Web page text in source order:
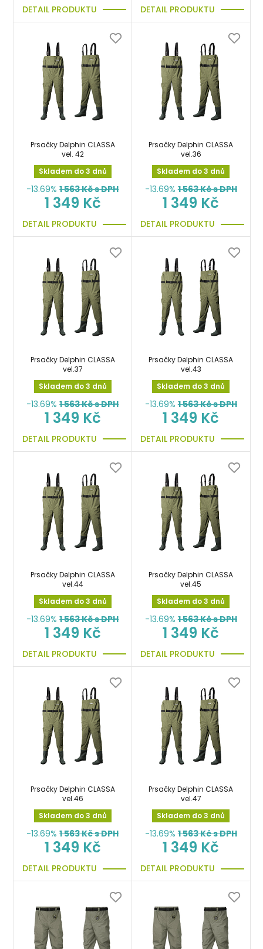
DETAIL PRODUKTU DETAIL PRODUKTU
Prsačky Delphin CLASSA
vel. 42
Skladem do 3 dnů
-13.69% 1 563Kč s DPH
1 349 Kč
DETAIL PRODUKTU
Prsačky Delphin CLASSA
vel.36
Skladem do 3 dnů
-13.69% 1 563Kč s DPH
1 349 Kč
DETAIL PRODUKTU
Prsačky Delphin CLASSA
vel.37
Skladem do 3 dnů
-13.69% 1 563Kč s DPH
1 349 Kč
DETAIL PRODUKTU
Prsačky Delphin CLASSA
vel.43
Skladem do 3 dnů
-13.69% 1 563Kč s DPH
1 349 Kč
DETAIL PRODUKTU
Prsačky Delphin CLASSA
vel.44
Skladem do 3 dnů
-13.69% 1 563Kč s DPH
1 349 Kč
DETAIL PRODUKTU
Prsačky Delphin CLASSA
vel.45
Skladem do 3 dnů
-13.69% 1 563Kč s DPH
1 349 Kč
DETAIL PRODUKTU
Prsačky Delphin CLASSA
vel.46
Skladem do 3 dnů
-13.69% 1 563Kč s DPH
1 349 Kč
DETAIL PRODUKTU
Prsačky Delphin CLASSA
vel.47
Skladem do 3 dnů
-13.69% 1 563Kč s DPH
1 349 Kč
DETAIL PRODUKTU